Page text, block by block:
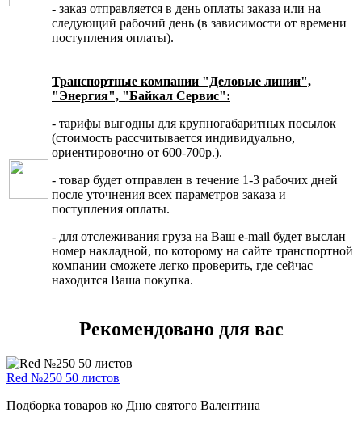
- заказ отправляется в день оплаты заказа или на
следующий рабочий день (в зависимости от времени
поступления оплаты).
Транспортные компании "Деловые линии",
"Энергия", "Байкал Сервис":
- тарифы выгодны для крупногабаритных посылок
(стоимость рассчитывается индивидуально,
ориентировочно от 600-700р.).
- товар будет отправлен в течение 1-3 рабочих дней
после уточнения всех параметров заказа и
поступления оплаты.
- для отслеживания груза на Ваш e-mail будет выслан
номер накладной, по которому на сайте транспортной
компании сможете легко проверить, где сейчас
находится Ваша покупка.
Рекомендовано для вас
Red №250 50 листов
Подборка товаров ко Дню святого Валентина